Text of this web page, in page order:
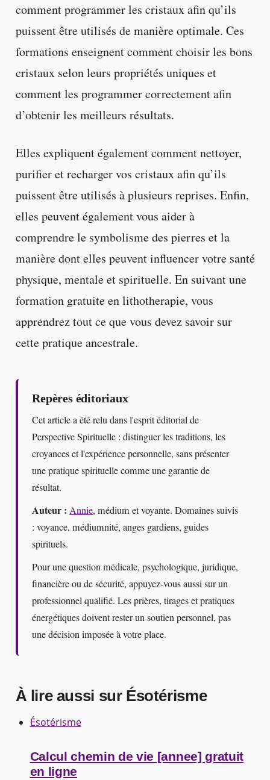
comment programmer les cristaux afin qu’ils
puissent être utilisés de manière optimale. Ces
formations enseignent comment choisir les bons
cristaux selon leurs propriétés uniques et
comment les programmer correctement afin
d’obtenir les meilleurs résultats.
Elles expliquent également comment nettoyer,
purifier et recharger vos cristaux afin qu’ils
puissent être utilisés à plusieurs reprises. Enfin,
elles peuvent également vous aider à
comprendre le symbolisme des pierres et la
manière dont elles peuvent influencer votre santé
physique, mentale et spirituelle. En suivant une
formation gratuite en lithotherapie, vous
apprendrez tout ce que vous devez savoir sur
cette pratique ancestrale.
Repères éditoriaux
Cet article a été relu dans l'esprit éditorial de
Perspective Spirituelle : distinguer les traditions, les
croyances et l'expérience personnelle, sans présenter
une pratique spirituelle comme une garantie de
résultat.
Auteur : Annie, médium et voyante. Domaines suivis
: voyance, médiumnité, anges gardiens, guides
spirituels.
Pour une question médicale, psychologique, juridique,
financière ou de sécurité, appuyez-vous aussi sur un
professionnel qualifié. Les prières, tirages et pratiques
énergétiques doivent rester un soutien personnel, pas
une décision imposée à votre place.
À lire aussi sur Ésotérisme
Ésotérisme
Calcul chemin de vie [annee] gratuit
en ligne